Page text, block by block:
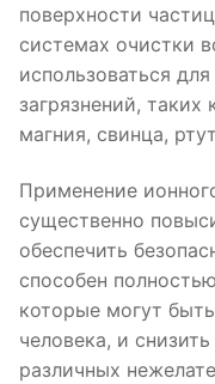
поверхности
системах очистки
использоваться
загрязнений,
магния, свинца,
Применение
существенно
обеспечить
способен
которые могут
человека, и
различных